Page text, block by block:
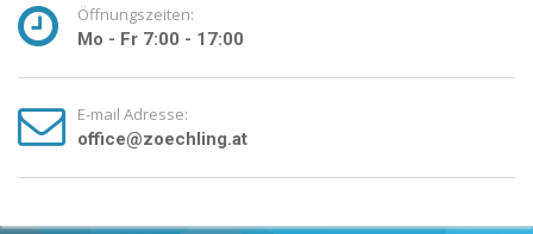
Öffnungszeiten:
Mo - Fr 7:00 - 17:00
E-mail Adresse:
office@zoechling.at